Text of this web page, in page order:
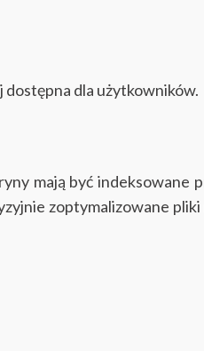
dostępna dla użytkowników.
mają być indeksowane
zoptymalizowane